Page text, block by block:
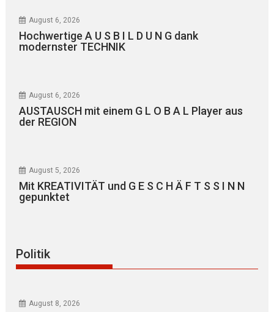
August 6, 2026
Hochwertige A U S B I L D U N G dank
modernster TECHNIK
August 6, 2026
AUSTAUSCH mit einem G L O B A L Player aus
der REGION
August 5, 2026
Mit KREATIVITÄT und G E S C H Ä F T S S I N N
gepunktet
Politik
August 8, 2026